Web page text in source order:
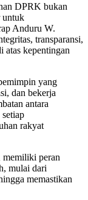
DPRK bukan
untuk
Anduru W.
transparansi,
atas kepentingan
yang
dan bekerja
antara
rakyat
peran
mulai dari
memastikan